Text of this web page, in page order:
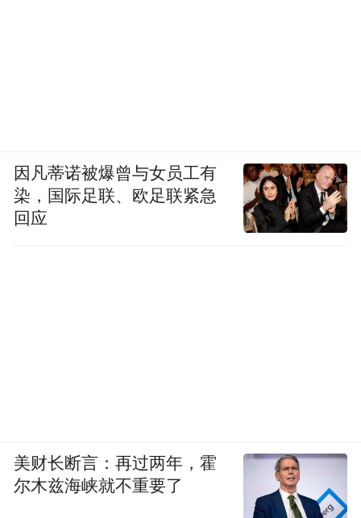
因凡蒂诺被爆曾与女员工有
染，国际足联、欧足联紧急
回应
美财长断言：再过两年，霍
尔木兹海峡就不重要了